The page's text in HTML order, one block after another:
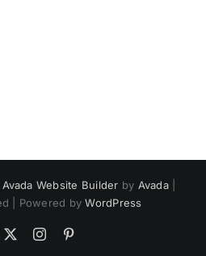
Avada Website Builder by Avada|
| Powered byWordPress
Instagram